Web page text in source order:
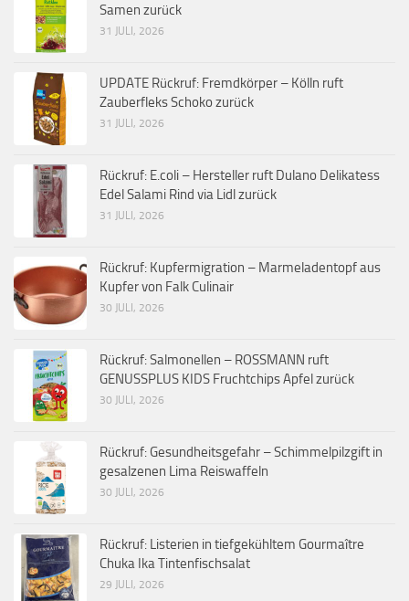
Samen zurück
31 JULI, 2026
UPDATE Rückruf: Fremdkörper – Kölln ruft
Zauberfleks Schoko zurück
31 JULI, 2026
Rückruf: E.coli – Hersteller ruft Dulano Delikatess
Edel Salami Rind via Lidl zurück
31 JULI, 2026
Rückruf: Kupfermigration – Marmeladentopf aus
Kupfer von Falk Culinair
30 JULI, 2026
Rückruf: Salmonellen – ROSSMANN ruft
GENUSSPLUS KIDS Fruchtchips Apfel zurück
30 JULI, 2026
Rückruf: Gesundheitsgefahr – Schimmelpilzgift in
gesalzenen Lima Reiswaffeln
30 JULI, 2026
Rückruf: Listerien in tiefgekühltem Gourmaître
Chuka Ika Tintenfischsalat
29 JULI, 2026